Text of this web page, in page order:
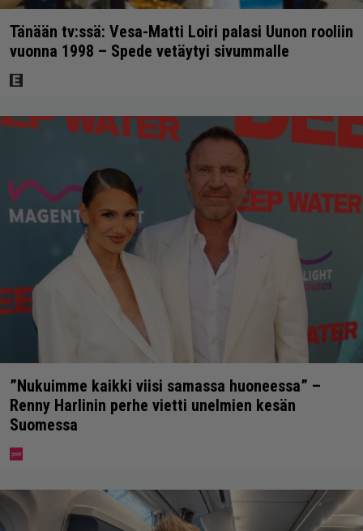
Tänään tv:ssä: Vesa-Matti Loiri palasi Uunon rooliin
vuonna 1998 – Spede vetäytyi sivummalle
”Nukuimme kaikki viisi samassa huoneessa” –
Renny Harlinin perhe vietti unelmien kesän
Suomessa